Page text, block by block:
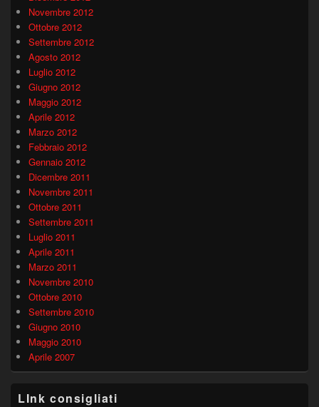
Novembre 2012
Ottobre 2012
Settembre 2012
Agosto 2012
Luglio 2012
Giugno 2012
Maggio 2012
Aprile 2012
Marzo 2012
Febbraio 2012
Gennaio 2012
Dicembre 2011
Novembre 2011
Ottobre 2011
Settembre 2011
Luglio 2011
Aprile 2011
Marzo 2011
Novembre 2010
Ottobre 2010
Settembre 2010
Giugno 2010
Maggio 2010
Aprile 2007
LInk consigliati